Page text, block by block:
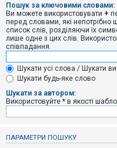
р
а
ц
і
я
Т
е
м
и
б
і
Пошук за ключовими словами:
Ви можете використовувати +
перед словами, які непотрібно
список слів, розділяючи їх
лише одне з цих слів.
співпадання.
Шукати усі слова / Шукати
Шукати будь-яке слово
Шукати за автором:
Використовуйте * в якості
ПАРАМЕТРИ ПОШУКУ